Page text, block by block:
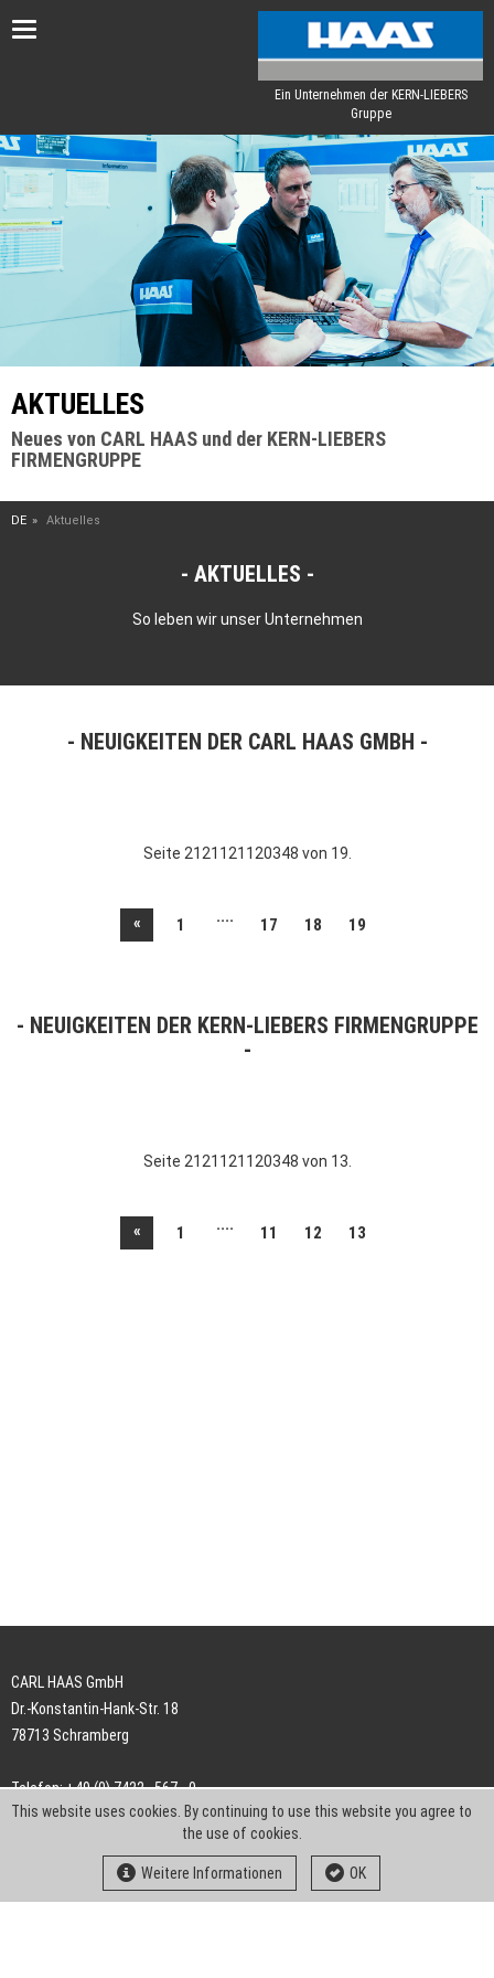
Toggle
Ein Unternehmen der KERN-LIEBERS
Gruppe
AKTUELLES
Neues von CARL HAAS und der KERN-LIEBERS
FIRMENGRUPPE
DE Aktuelles
AKTUELLES
So leben wir unser Unternehmen
NEUIGKEITEN DER CARL HAAS GMBH
Seite 2121121120348 von 19.
« 1 .... 17 18 19
NEUIGKEITEN DER KERN-LIEBERS FIRMENGRUPPE
Seite 2121121120348 von 13.
« 1 .... 11 12 13
CARL HAAS GmbH
Dr.-Konstantin-Hank-Str. 18
78713 Schramberg
Telefon: +49 (0) 7422 . 567 - 0
Telefax: +49 (0) 7422 . 567 - 239
info-ch@kern-liebers.com
This website uses cookies. By continuing to use this website you agree to
the use of cookies.
Weitere Informationen OK